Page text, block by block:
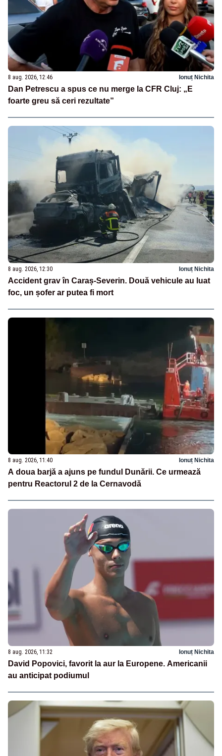
8 aug. 2026, 12:46 Ionuț Nichita
Dan Petrescu a spus ce nu merge la CFR Cluj: „E
foarte greu să ceri rezultate”
8 aug. 2026, 12:30 Ionuț Nichita
Accident grav în Caraș-Severin. Două vehicule au luat
foc, un șofer ar putea fi mort
8 aug. 2026, 11:40 Ionuț Nichita
A doua barjă a ajuns pe fundul Dunării. Ce urmează
pentru Reactorul 2 de la Cernavodă
8 aug. 2026, 11:32 Ionuț Nichita
David Popovici, favorit la aur la Europene. Americanii
au anticipat podiumul